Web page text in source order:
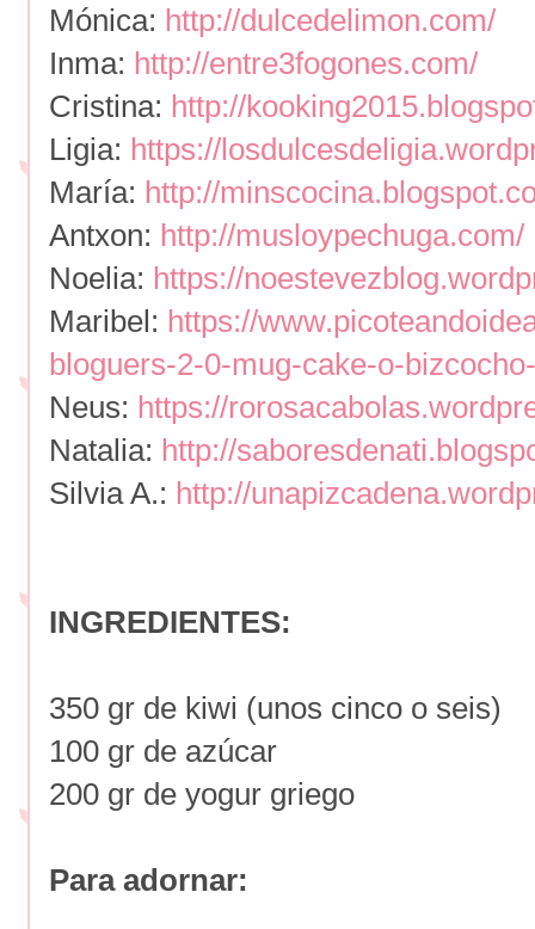
Mónica: http://dulcedelimon.com/
Inma: http://entre3fogones.com/
Cristina: http://
Ligia: https://
María: http://
Antxon: http://musloypechuga.com/
Noelia: https://
Maribel: https://
bloguers-2-0-mug-cake-o-
Neus: https://
Natalia: http://
Silvia A.: http://
INGREDIENTES:
350 gr de kiwi (unos cinco o seis)
100 gr de azúcar
200 gr de yogur griego
Para adornar: